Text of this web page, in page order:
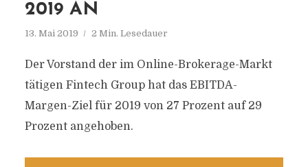
2019 AN
13. Mai 2019 2 Min. Lesedauer
Der Vorstand der im Online-Brokerage-Markt
tätigen Fintech Group hat das EBITDA-
Margen-Ziel für 2019 von 27 Prozent auf 29
Prozent angehoben.